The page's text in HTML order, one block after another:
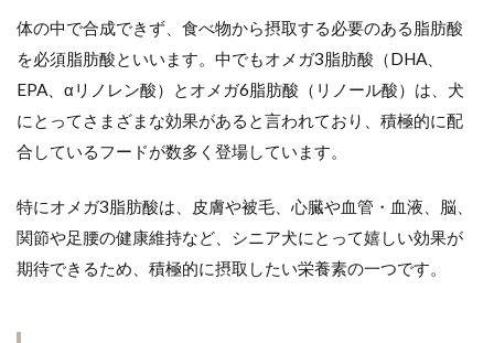
体の中で合成できず、食べ物から摂取する必要のある脂肪酸
を必須脂肪酸といいます。中でもオメガ3脂肪酸（DHA、
EPA、αリノレン酸）とオメガ6脂肪酸（リノール酸）は、犬
にとってさまざまな効果があると言われており、積極的に配
合しているフードが数多く登場しています。
特にオメガ3脂肪酸は、皮膚や被毛、心臓や血管・血液、脳、
関節や足腰の健康維持など、シニア犬にとって嬉しい効果が
期待できるため、積極的に摂取したい栄養素の一つです。